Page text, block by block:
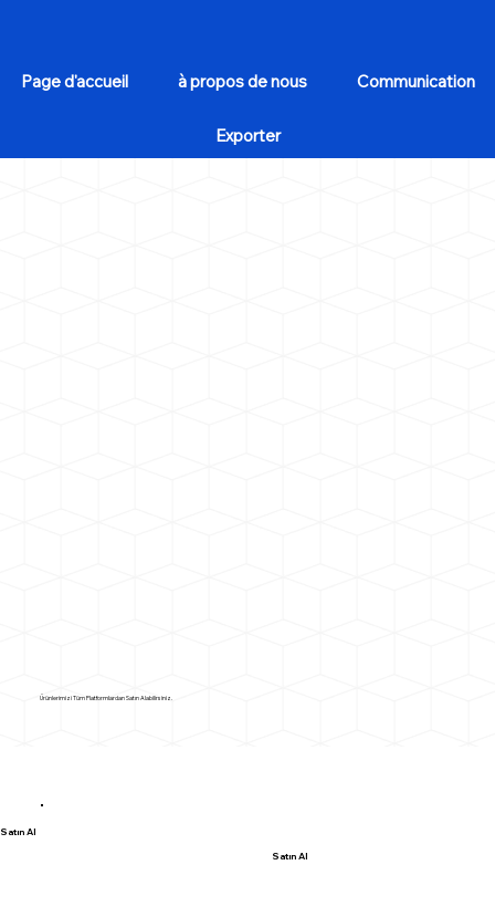
Page d'accueil à propos de nous Communication
Exporter
Ürünlerimizi Tüm Platformlardan Satın Alabilirsiniz.
Satın Al
Satın Al